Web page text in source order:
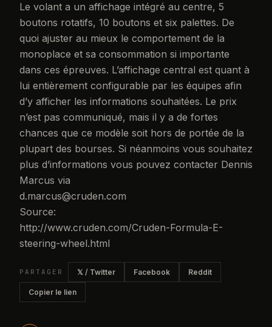
Le volant a un affichage intégré au centre, 5
boutons rotatifs, 10 boutons et six palettes. De
quoi ajuster au mieux le comportement de la
monoplace et sa consommation si importante
dans ces épreuves. L’affichage central est quant à
lui entièrement configurable par les équipes afin
d’y afficher les informations souhaitées. Le prix
n’est pas communiqué, mais il y a de fortes
chances que ce modèle soit hors de portée de la
plupart des bourses. Si néanmoins vous souhaitez
plus d’informations vous pouvez contacter Dennis
Marcus via
d.marcus@cruden.com
Source:
http://www.cruden.com/Cruden-Formula-E-
steering-wheel.html
PARTAGER 𝕏 / Twitter Facebook Reddit
Copier le lien